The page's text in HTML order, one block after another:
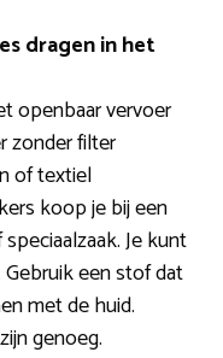
dragen in het
openbaar vervoer
zonder filter
of textiel
koop je bij een
Je kunt
een stof dat
met de huid.
genoeg.